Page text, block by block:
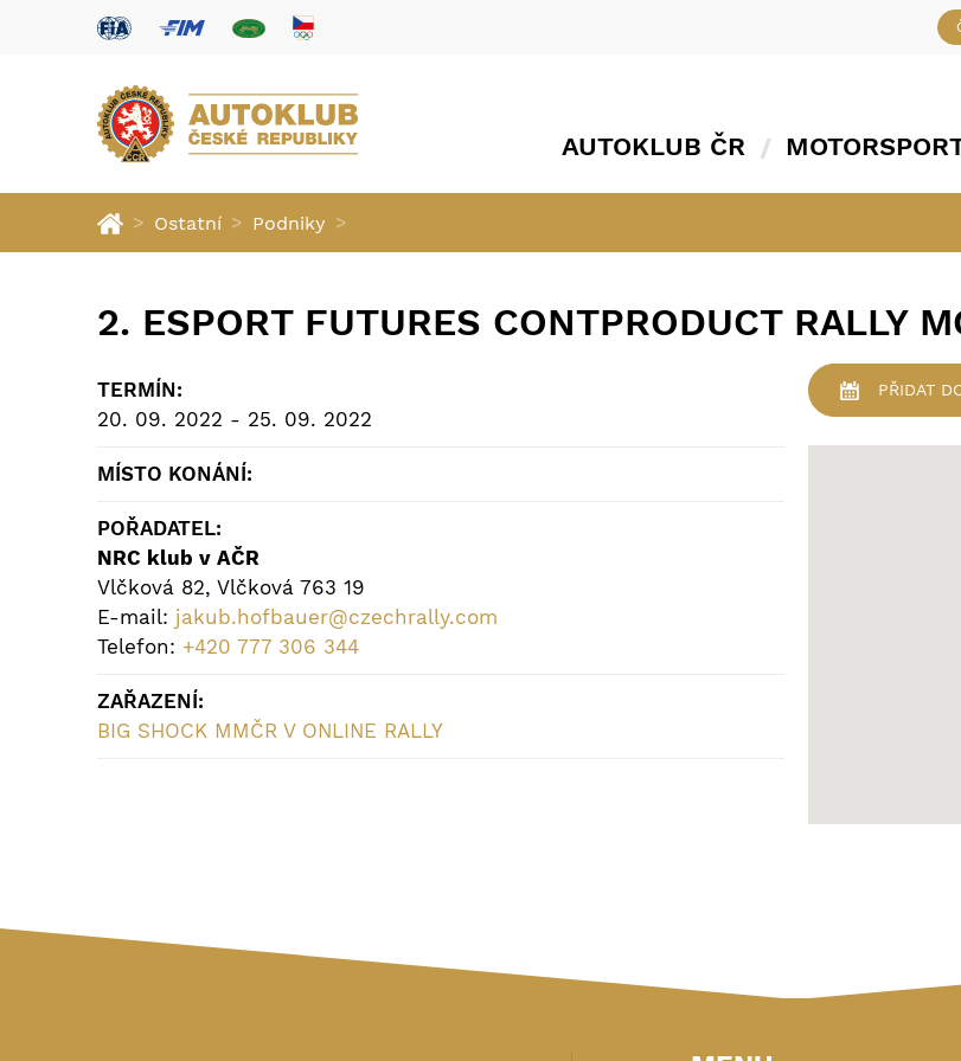
AUTOKLUB ČR
> Ostatní > Podniky >
2. ESPORT FUTURES CONTPRODUCT RALLY
TERMÍN:
20. 09. 2022 - 25. 09. 2022
MÍSTO KONÁNÍ:
POŘADATEL:
NRC klub v AČR
Vlčková 82, Vlčková 763 19
E-mail: jakub.hofbauer@czechrally.com
Telefon: +420 777 306 344
ZAŘAZENÍ:
BIG SHOCK MMČR V ONLINE RALLY
PŘIDAT